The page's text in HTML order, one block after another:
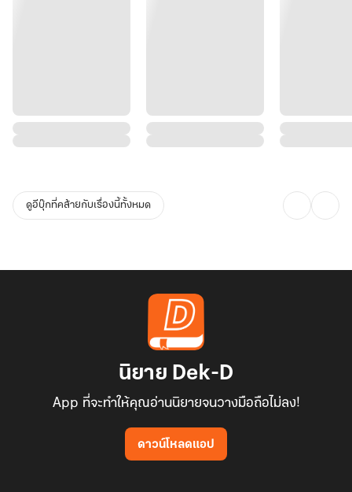
ดูอีบุ๊กที่คล้ายกับเรื่องนี้ทั้งหมด
นิยาย Dek-D
App ที่จะทำให้คุณอ่านนิยายจนวางมือถือไม่ลง!
ดาวน์โหลดแอป